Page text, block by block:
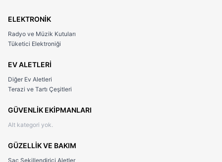
Komando Çakısı'nı güvenliğinizin yeni parçası yapın!
ELEKTRONİK
Radyo ve Müzik Kutuları
Tüketici Elektroniği
EV ALETLERİ
Diğer Ev Aletleri
Terazi ve Tartı Çeşitleri
GÜVENLİK EKİPMANLARI
Alt kategori yok.
GÜZELLİK VE BAKIM
Saç Şekillendirici Aletler